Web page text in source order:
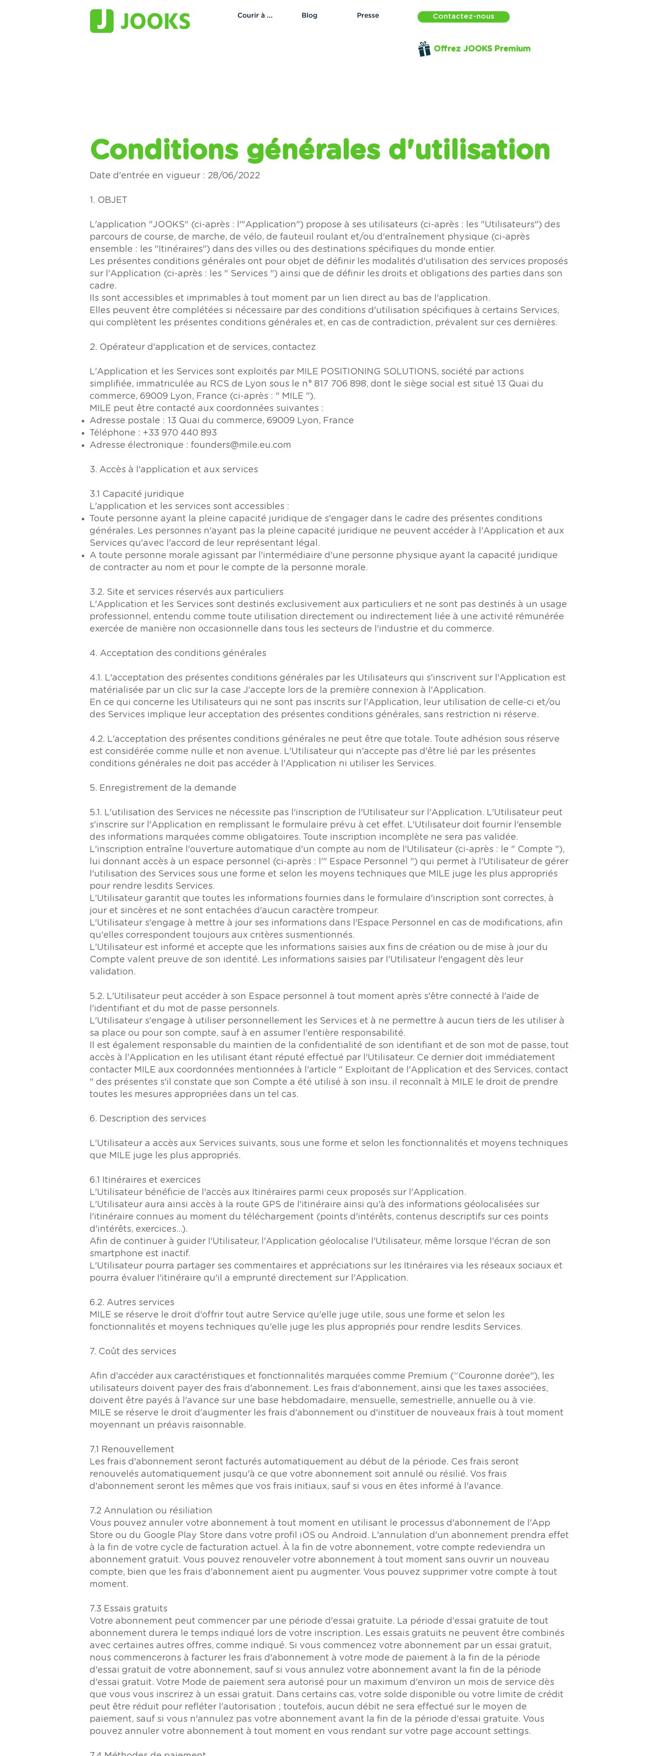
Courir à ... Blog Presse Contactez-nous
Offrez JOOKS Premium
Conditions générales d'utilisation
Date d'entrée en vigueur : 28/06/2022
1. OBJET
L'application "JOOKS" (ci-après : l'"Application") propose à ses utilisateurs (ci-après : les "Utilisateurs") des
parcours de course, de marche, de vélo, de fauteuil roulant et/ou d'entraînement physique (ci-après
ensemble : les "Itinéraires") dans des villes ou des destinations spécifiques du monde entier.
Les présentes conditions générales ont pour objet de définir les modalités d'utilisation des services proposés
sur l'Application (ci-après : les " Services ") ainsi que de définir les droits et obligations des parties dans son
cadre.
Ils sont accessibles et imprimables à tout moment par un lien direct au bas de l'application.
Elles peuvent être complétées si nécessaire par des conditions d'utilisation spécifiques à certains Services,
qui complètent les présentes conditions générales et, en cas de contradiction, prévalent sur ces dernières.
2. Opérateur d'application et de services, contactez
L'Application et les Services sont exploités par MILE POSITIONING SOLUTIONS, société par actions
simplifiée, immatriculée au RCS de Lyon sous le n° 817 706 898, dont le siège social est situé 13 Quai du
commerce, 69009 Lyon, France (ci-après : " MILE ").
MILE peut être contacté aux coordonnées suivantes :
Adresse postale : 13 Quai du commerce, 69009 Lyon, France
Téléphone : +33 970 440 893
Adresse électronique : founders@mile.eu.com
3. Accès à l'application et aux services
3.1 Capacité juridique
L'application et les services sont accessibles :
Toute personne ayant la pleine capacité juridique de s'engager dans le cadre des présentes conditions
générales. Les personnes n'ayant pas la pleine capacité juridique ne peuvent accéder à l'Application et aux
Services qu'avec l'accord de leur représentant légal.
A toute personne morale agissant par l'intermédiaire d'une personne physique ayant la capacité juridique
de contracter au nom et pour le compte de la personne morale.
3.2. Site et services réservés aux particuliers
L'Application et les Services sont destinés exclusivement aux particuliers et ne sont pas destinés à un usage
professionnel, entendu comme toute utilisation directement ou indirectement liée à une activité rémunérée
exercée de manière non occasionnelle dans tous les secteurs de l'industrie et du commerce.
4. Acceptation des conditions générales
4.1. L'acceptation des présentes conditions générales par les Utilisateurs qui s'inscrivent sur l'Application est
matérialisée par un clic sur la case J'accepte lors de la première connexion à l'Application.
En ce qui concerne les Utilisateurs qui ne sont pas inscrits sur l'Application, leur utilisation de celle-ci et/ou
des Services implique leur acceptation des présentes conditions générales, sans restriction ni réserve.
4.2. L'acceptation des présentes conditions générales ne peut être que totale. Toute adhésion sous réserve
est considérée comme nulle et non avenue. L'Utilisateur qui n'accepte pas d'être lié par les présentes
conditions générales ne doit pas accéder à l'Application ni utiliser les Services.
5. Enregistrement de la demande
5.1. L'utilisation des Services ne nécessite pas l'inscription de l'Utilisateur sur l'Application. L'Utilisateur peut
s'inscrire sur l'Application en remplissant le formulaire prévu à cet effet. L'Utilisateur doit fournir l'ensemble
des informations marquées comme obligatoires. Toute inscription incomplète ne sera pas validée.
L'inscription entraîne l'ouverture automatique d'un compte au nom de l'Utilisateur (ci-après : le " Compte "),
lui donnant accès à un espace personnel (ci-après : l'" Espace Personnel ") qui permet à l'Utilisateur de gérer
l'utilisation des Services sous une forme et selon les moyens techniques que MILE juge les plus appropriés
pour rendre lesdits Services.
L'Utilisateur garantit que toutes les informations fournies dans le formulaire d'inscription sont correctes, à
jour et sincères et ne sont entachées d'aucun caractère trompeur.
L'Utilisateur s'engage à mettre à jour ses informations dans l'Espace Personnel en cas de modifications, afin
qu'elles correspondent toujours aux critères susmentionnés.
L'Utilisateur est informé et accepte que les informations saisies aux fins de création ou de mise à jour du
Compte valent preuve de son identité. Les informations saisies par l'Utilisateur l'engagent dès leur
validation.
5.2. L'Utilisateur peut accéder à son Espace personnel à tout moment après s'être connecté à l'aide de
l'identifiant et du mot de passe personnels.
L'Utilisateur s'engage à utiliser personnellement les Services et à ne permettre à aucun tiers de les utiliser à
sa place ou pour son compte, sauf à en assumer l'entière responsabilité.
Il est également responsable du maintien de la confidentialité de son identifiant et de son mot de passe, tout
accès à l'Application en les utilisant étant réputé effectué par l'Utilisateur. Ce dernier doit immédiatement
contacter MILE aux coordonnées mentionnées à l'article " Exploitant de l'Application et des Services, contact
" des présentes s'il constate que son Compte a été utilisé à son insu. il reconnaît à MILE le droit de prendre
toutes les mesures appropriées dans un tel cas.
6. Description des services
L'Utilisateur a accès aux Services suivants, sous une forme et selon les fonctionnalités et moyens techniques
que MILE juge les plus appropriés.
6.1 Itinéraires et exercices
L'Utilisateur bénéficie de l'accès aux Itinéraires parmi ceux proposés sur l'Application.
L'Utilisateur aura ainsi accès à la route GPS de l'itinéraire ainsi qu'à des informations géolocalisées sur
l'itinéraire connues au moment du téléchargement (points d'intérêts, contenus descriptifs sur ces points
d'intérêts, exercices...).
Afin de continuer à guider l'Utilisateur, l'Application géolocalise l'Utilisateur, même lorsque l'écran de son
smartphone est inactif.
L'Utilisateur pourra partager ses commentaires et appréciations sur les Itinéraires via les réseaux sociaux et
pourra évaluer l'itinéraire qu'il a emprunté directement sur l'Application.
6.2. Autres services
MILE se réserve le droit d'offrir tout autre Service qu'elle juge utile, sous une forme et selon les
fonctionnalités et moyens techniques qu'elle juge les plus appropriés pour rendre lesdits Services.
7. Coût des services
Afin d'accéder aux caractéristiques et fonctionnalités marquées comme Premium (“Couronne dorée"), les
utilisateurs doivent payer des frais d'abonnement. Les frais d'abonnement, ainsi que les taxes associées,
doivent être payés à l'avance sur une base hebdomadaire, mensuelle, semestrielle, annuelle ou à vie.
MILE se réserve le droit d'augmenter les frais d'abonnement ou d'instituer de nouveaux frais à tout moment
moyennant un préavis raisonnable.
7.1 Renouvellement
Les frais d'abonnement seront facturés automatiquement au début de la période. Ces frais seront
renouvelés automatiquement jusqu'à ce que votre abonnement soit annulé ou résilié. Vos frais
d'abonnement seront les mêmes que vos frais initiaux, sauf si vous en êtes informé à l'avance.
7.2 Annulation ou résiliation
Vous pouvez annuler votre abonnement à tout moment en utilisant le processus d'abonnement de l'App
Store ou du Google Play Store dans votre profil iOS ou Android. L'annulation d'un abonnement prendra effet
à la fin de votre cycle de facturation actuel. À la fin de votre abonnement, votre compte redeviendra un
abonnement gratuit. Vous pouvez renouveler votre abonnement à tout moment sans ouvrir un nouveau
compte, bien que les frais d'abonnement aient pu augmenter. Vous pouvez supprimer votre compte à tout
moment.
7.3 Essais gratuits
Votre abonnement peut commencer par une période d'essai gratuite. La période d'essai gratuite de tout
abonnement durera le temps indiqué lors de votre inscription. Les essais gratuits ne peuvent être combinés
avec certaines autres offres, comme indiqué. Si vous commencez votre abonnement par un essai gratuit,
nous commencerons à facturer les frais d'abonnement à votre mode de paiement à la fin de la période
d'essai gratuit de votre abonnement, sauf si vous annulez votre abonnement avant la fin de la période
d'essai gratuit. Votre Mode de paiement sera autorisé pour un maximum d'environ un mois de service dès
que vous vous inscrirez à un essai gratuit. Dans certains cas, votre solde disponible ou votre limite de crédit
peut être réduit pour refléter l'autorisation ; toutefois, aucun débit ne sera effectué sur le moyen de
paiement, sauf si vous n'annulez pas votre abonnement avant la fin de la période d'essai gratuite. Vous
pouvez annuler votre abonnement à tout moment en vous rendant sur votre page account settings.